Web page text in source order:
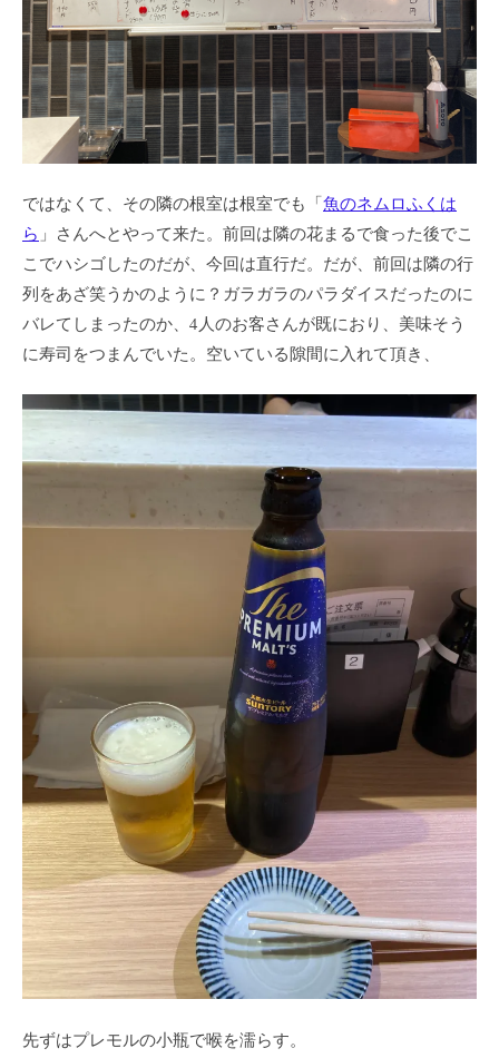
ではなくて、その隣の根室は根室でも「魚のネムロふくは
ら 」さんへとやって来た。前回は隣の花まるで食った後でこ
こでハシゴしたのだが、今回は直行だ。だが、前回は隣の行
列をあざ笑うかのように？ガラガラのパラダイスだったのに
バレてしまったのか、4人のお客さんが既におり、美味そう
に寿司をつまんでいた。空いている隙間に入れて頂き、
先ずはプレモルの小瓶で喉を濡らす。